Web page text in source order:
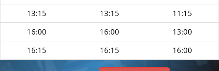
13:15
13:15
11:15
16:00
16:00
13:00
16:15
16:15 16:00